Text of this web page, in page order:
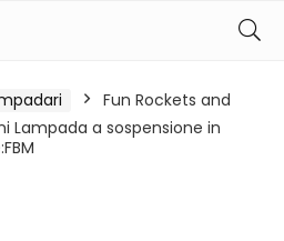
Fun Rockets and
Lampada a sospensione in